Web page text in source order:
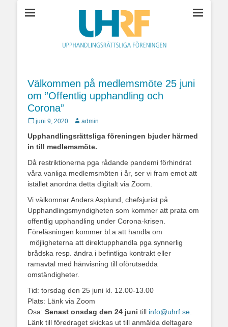
Välkommen på medlemsmöte 25 juni
om ”Offentlig upphandling och
Corona”
Postades
juni 9, 2020 Författare
admin
Upphandlingsrättsliga föreningen bjuder härmed
in till medlemsmöte.
Då restriktionerna pga rådande pandemi förhindrat
våra vanliga medlemsmöten i år, ser vi fram emot att
istället anordna detta digitalt via Zoom.
Vi välkomnar Anders Asplund, chefsjurist på
Upphandlingsmyndigheten som kommer att prata om
offentlig upphandling under Corona-krisen.
Föreläsningen kommer bl.a att handla om
möjligheterna att direktupphandla pga synnerlig
brådska resp. ändra i befintliga kontrakt eller
ramavtal med hänvisning till oförutsedda
omständigheter.
Tid: torsdag den 25 juni kl. 12.00-13.00
Plats: Länk via Zoom
Osa: Senast onsdag den 24 juni till info@uhrf.se
Länk till föredraget skickas ut till anmälda deltagare